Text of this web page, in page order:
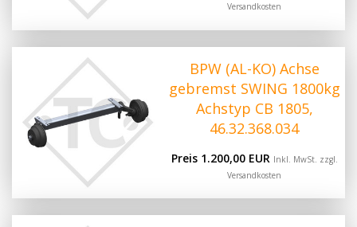
Versandkosten
BPW (AL-KO) Achse
gebremst SWING 1800kg
Achstyp CB 1805,
46.32.368.034
Preis 1.200,00 EUR Inkl. MwSt. zzgl.
Versandkosten